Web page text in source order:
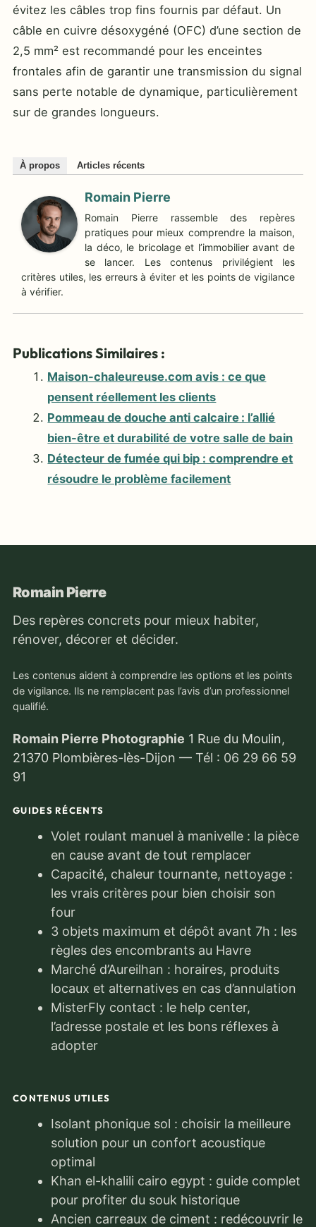
évitez les câbles trop fins fournis par défaut. Un
câble en cuivre désoxygéné (OFC) d’une section de
2,5 mm² est recommandé pour les enceintes
frontales afin de garantir une transmission du signal
sans perte notable de dynamique, particulièrement
sur de grandes longueurs.
À propos Articles récents
Romain Pierre
Romain Pierre rassemble des repères
pratiques pour mieux comprendre la maison,
la déco, le bricolage et l’immobilier avant de
se lancer. Les contenus privilégient les
critères utiles, les erreurs à éviter et les points de vigilance
à vérifier.
Publications Similaires :
Maison-chaleureuse.com avis : ce que
pensent réellement les clients
Pommeau de douche anti calcaire : l’allié
bien-être et durabilité de votre salle de bain
Détecteur de fumée qui bip : comprendre et
résoudre le problème facilement
Romain Pierre
Des repères concrets pour mieux habiter,
rénover, décorer et décider.
Les contenus aident à comprendre les options et les points
de vigilance. Ils ne remplacent pas l’avis d’un professionnel
qualifié.
Romain Pierre Photographie 1 Rue du Moulin,
21370 Plombières-lès-Dijon — Tél : 06 29 66 59
91
GUIDES RÉCENTS
Volet roulant manuel à manivelle : la pièce
en cause avant de tout remplacer
Capacité, chaleur tournante, nettoyage :
les vrais critères pour bien choisir son
four
3 objets maximum et dépôt avant 7h : les
règles des encombrants au Havre
Marché d’Aureilhan : horaires, produits
locaux et alternatives en cas d’annulation
MisterFly contact : le help center,
l’adresse postale et les bons réflexes à
adopter
CONTENUS UTILES
Isolant phonique sol : choisir la meilleure
solution pour un confort acoustique
optimal
Khan el-khalili cairo egypt : guide complet
pour profiter du souk historique
Ancien carreaux de ciment : redécouvrir le